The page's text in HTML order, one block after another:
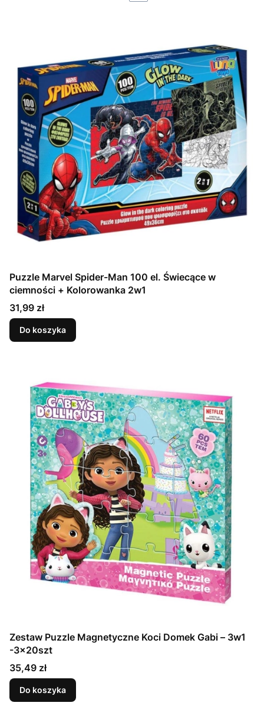
Puzzle Marvel Spider-Man 100 el. Świecące w
ciemności + Kolorowanka 2w1
Cena
31,99 zł
Do koszyka
Zestaw Puzzle Magnetyczne Koci Domek Gabi – 3w1
-3x20szt
Cena
35,49 zł
Do koszyka